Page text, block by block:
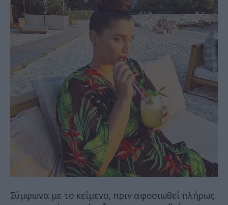
Σύμφωνα με το κείμενο, πριν αφοσιωθεί πλήρως